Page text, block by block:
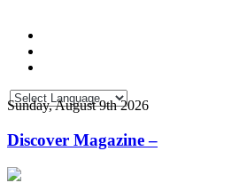
Sunday, August 9th 2026
Discover Magazine –